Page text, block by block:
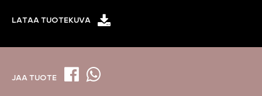
LATAA TUOTEKUVA
JAA TUOTE